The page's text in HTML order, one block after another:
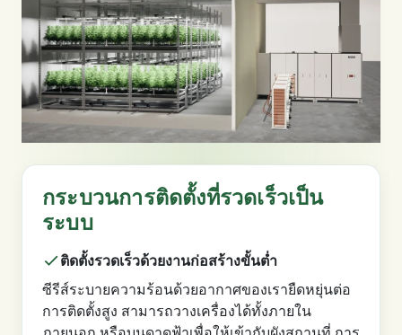
กระบวนการติดตั้งที่รวดเร็วเป็น
ระบบ
ติดตั้งรวดเร็วด้วยงานก่อสร้างขั้นต่ำ
ซีรีส์ระบายความร้อนด้วยอากาศของเรายืดหยุ่นต่อ
การติดตั้งสูง สามารถวางเครื่องได้ทั้งภายใน